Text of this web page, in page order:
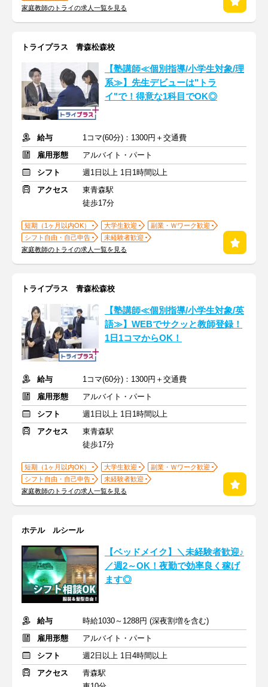
家庭教師のトライの求人一覧を見る
トライプラス 青森松森校
【塾講師≪個別指導/小学生対象/理
系≫】先生デビューは"トラ
イ"で！得意な1科目でOK◎
給与
1コマ(60分)：1300円＋交通費
雇用形態
アルバイト・パート
シフト
週1日以上 1日1時間以上
アクセス
東青森駅
徒歩17分
短期（1ヶ月以内OK） 大学生歓迎
副業・Ｗワーク歓迎
シフト自由・自己申告
未経験者歓迎
家庭教師のトライの求人一覧を見る
トライプラス 青森松森校
【塾講師≪個別指導/小学生対象/英
語≫】WEBでサクッと教師登録！
1日1コマからOK！
給与
1コマ(60分)：1300円＋交通費
雇用形態
アルバイト・パート
シフト
週1日以上 1日1時間以上
アクセス
東青森駅
徒歩17分
短期（1ヶ月以内OK） 大学生歓迎
副業・Ｗワーク歓迎
シフト自由・自己申告
未経験者歓迎
家庭教師のトライの求人一覧を見る
ホテル ルシール
【ベッドメイク】＼未経験者歓迎♪
／週2～OK！夜勤で効率良く稼げ
ます◎
給与
時給1030～1288円 (深夜割増を含む)
雇用形態
アルバイト・パート
シフト
週2日以上 1日4時間以上
アクセス
青森駅